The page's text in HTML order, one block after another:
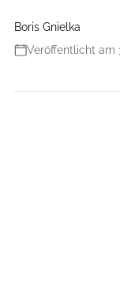
Boris Gnielka
Veröffentlicht am